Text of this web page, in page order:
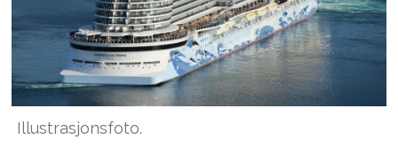
Illustrasjonsfoto.